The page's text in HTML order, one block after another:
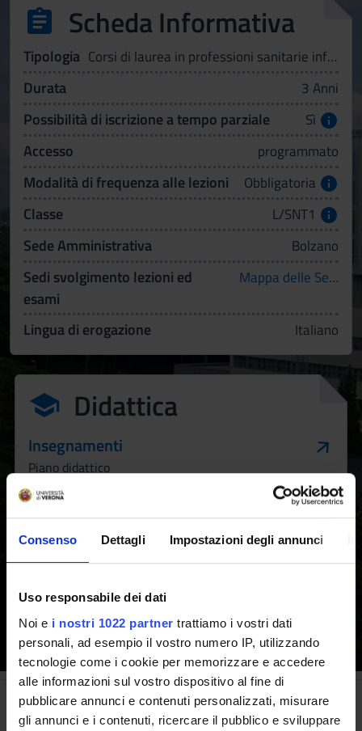
Consenso Dettagli Impostazioni degli annunci
Uso responsabile dei dati
Noi e i nostri 1022 partner trattiamo i vostri dati
personali, ad esempio il vostro numero IP, utilizzando
tecnologie come i cookie per memorizzare e accedere
alle informazioni sul vostro dispositivo al fine di
pubblicare annunci e contenuti personalizzati, misurare
gli annunci e i contenuti, ricercare il pubblico e sviluppare
Scheda Informativa
Tipologia Corsi di laurea in professioni sanitarie infermieristiche ed ostetriche
Durata 3 Anni
Possibilità di iscrizione a tempo parziale Sì
Accesso programmato
Modalità di frequenza alle lezioni Obbligatoria
Classe L/SNT1
Sede Amministrativa Bolzano
Sedi svolgimento lezioni ed
esami
Mappa delle Sedi
Lingua di erogazione Italiano
Didattica
Insegnamenti
Piano didattico
Calendario didattico
Scopri il Corso Scopri come iscriverti